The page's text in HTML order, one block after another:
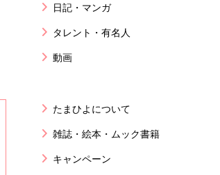
日記・マンガ
タレント・有名人
動画
たまひよについて
雑誌・絵本・ムック書籍
キャンペーン